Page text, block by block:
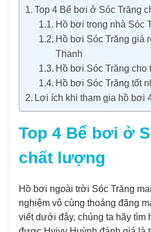
Top 4 Bể bơi ở Sóc Trăng
Hồ bơi trong nhà Sóc
Hồ bơi Sóc Trăng giá
Thanh
Hồ bơi Sóc Trăng cho
Hồ bơi Sóc Trăng tốt
Lợi ích khi tham gia hồ bơi
Top 4 Bể bơi ở
chất lượng
Hồ bơi ngoài trời Sóc Trăng
nghiệm vô cùng thoáng đãng
viết dưới đây, chúng ta hãy tìm